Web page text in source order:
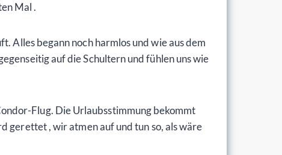
Mal .
Alles begann noch harmlos und wie aus dem
auf die Schultern und fühlen uns wie
Flug. Die Urlaubsstimmung bekommt
gerettet , wir atmen auf und tun so, als wäre